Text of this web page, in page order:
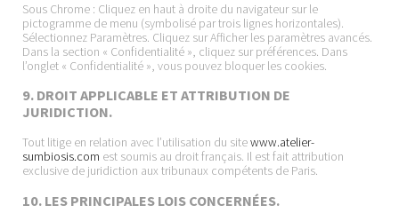
Sous Chrome : Cliquez en haut à droite du navigateur sur le
pictogramme de menu (symbolisé par trois lignes horizontales).
Sélectionnez Paramètres. Cliquez sur Afficher les paramètres avancés.
Dans la section « Confidentialité », cliquez sur préférences. Dans
l’onglet « Confidentialité », vous pouvez bloquer les cookies.
9. DROIT APPLICABLE ET ATTRIBUTION DE
JURIDICTION.
Tout litige en relation avec l’utilisation du sitewww.atelier-
sumbiosis.com est soumis au droit français. Il est fait attribution
exclusive de juridiction aux tribunaux compétents de Paris.
10. LES PRINCIPALES LOIS CONCERNÉES.